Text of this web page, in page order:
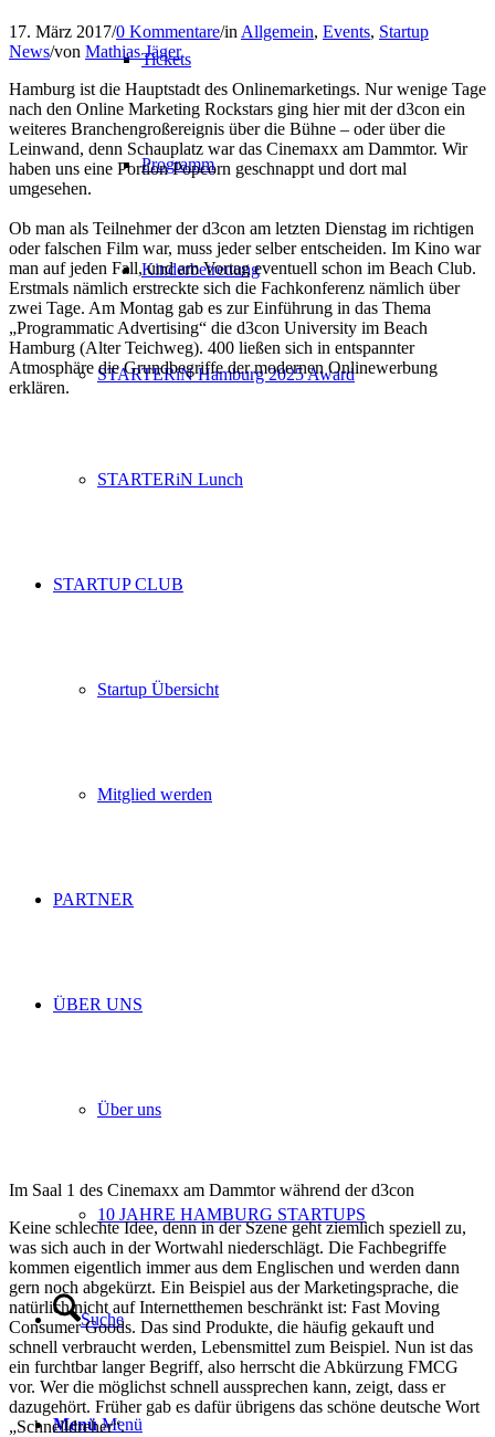
Tickets
Programm
Kinderbetreuung
STARTERiN Hamburg 2025 Award
STARTERiN Lunch
STARTUP CLUB
Startup Übersicht
Mitglied werden
PARTNER
ÜBER UNS
Über uns
10 JAHRE HAMBURG STARTUPS
Suche
Menü Menü
17. März 2017/0 Kommentare/in Allgemein, Events, Startup
News/von Mathias Jäger
Hamburg ist die Hauptstadt des Onlinemarketings. Nur wenige Tage
nach den Online Marketing Rockstars ging hier mit der d3con ein
weiteres Branchengroßereignis über die Bühne – oder über die
Leinwand, denn Schauplatz war das Cinemaxx am Dammtor. Wir
haben uns eine Portion Popcorn geschnappt und dort mal
umgesehen.
Ob man als Teilnehmer der d3con am letzten Dienstag im richtigen
oder falschen Film war, muss jeder selber entscheiden. Im Kino war
man auf jeden Fall, und am Vortag eventuell schon im Beach Club.
Erstmals nämlich erstreckte sich die Fachkonferenz nämlich über
zwei Tage. Am Montag gab es zur Einführung in das Thema
„Programmatic Advertising“ die d3con University im Beach
Hamburg (Alter Teichweg). 400 ließen sich in entspannter
Atmosphäre die Grundbegriffe der modernen Onlinewerbung
erklären.
Im Saal 1 des Cinemaxx am Dammtor während der d3con
Keine schlechte Idee, denn in der Szene geht ziemlich speziell zu,
was sich auch in der Wortwahl niederschlägt. Die Fachbegriffe
kommen eigentlich immer aus dem Englischen und werden dann
gern noch abgekürzt. Ein Beispiel aus der Marketingsprache, die
natürlich nicht auf Internetthemen beschränkt ist: Fast Moving
Consumer Goods. Das sind Produkte, die häufig gekauft und
schnell verbraucht werden, Lebensmittel zum Beispiel. Nun ist das
ein furchtbar langer Begriff, also herrscht die Abkürzung FMCG
vor. Wer die möglichst schnell aussprechen kann, zeigt, dass er
dazugehört. Früher gab es dafür übrigens das schöne deutsche Wort
„Schnelldreher“.